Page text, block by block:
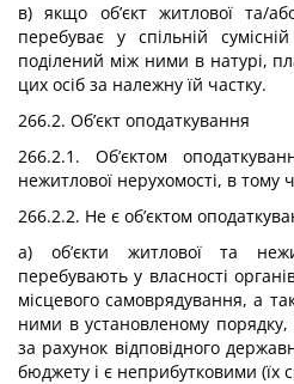
в) якщо об’єкт житлової та/
перебуває у спільній
поділений між ними в натурі,
цих осіб за належну їй частку.
266.2. Об’єкт оподаткування
266.2.1. Об’єктом
нежитлової нерухомості, в тому
266.2.2. Не є об’єктом
а) об’єкти житлової та
перебувають у власності
місцевого самоврядування, а
ними в установленому
за рахунок відповідного
бюджету і є неприбутковими (їх